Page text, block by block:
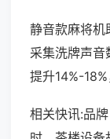
静音款麻将机
采集洗牌声
提升14%-18%
相关快讯:品